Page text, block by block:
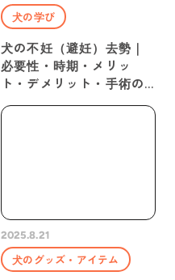
犬の学び
犬の不妊（避妊）去勢｜
必要性・時期・メリッ
ト・デメリット・手術の
流れを獣医師が解説
2025.8.21
犬のグッズ・アイテム